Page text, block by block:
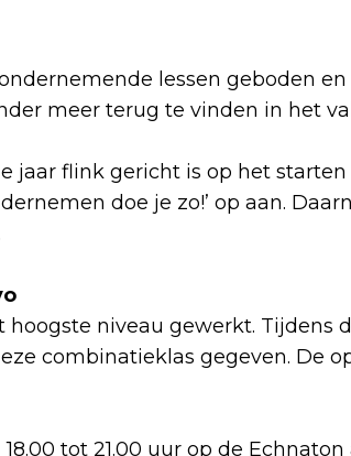
lessen geboden
meer terug te vinden in het
jaar flink gericht is op het
doe je zo!’ op aan.
niveau gewerkt. Tijdens
combinatieklas gegeven. De
tot 21.00 uur op de